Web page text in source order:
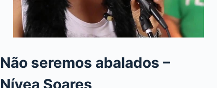
Não seremos abalados –
Nívea Soares